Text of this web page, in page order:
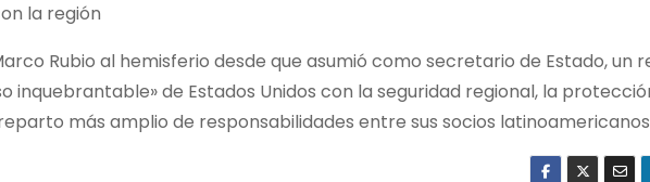
la región
Rubio al hemisferio desde que asumió como secretario de Estado, un
inquebrantable» de Estados Unidos con la seguridad regional, la
más amplio de responsabilidades entre sus socios